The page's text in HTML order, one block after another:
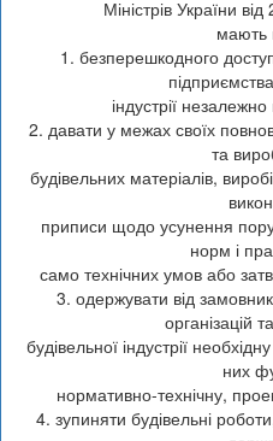
Міністрів України
мають
1. безперешкодного
індустрії
2. давати у межах своїх
та
будівельних матеріалів,
приписи щодо усунення
норм і
само технічних умов або
3. одержувати від
організацій
будівельної індустрії
них
нормативно-технічну,
4. зупиняти будівельні